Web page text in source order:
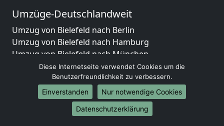
Umzüge-Deutschlandweit
Umzug von Bielefeld nach Berlin
Umzug von Bielefeld nach Hamburg
Umzug von Bielefeld nach München
Umzug von Bielefeld nach Köln
Umzug von Bielefeld nach Frankfurt am Main
Umzug von Bielefeld nach Stuttgart
Umzug von Bielefeld nach Düsseldorf
Umzug von Bielefeld nach Leipzig
Diese Internetseite verwendet Cookies um die
Benutzerfreundlichkeit zu verbessern.
Einverstanden
Nur notwendige Cookies
Datenschutzerklärung